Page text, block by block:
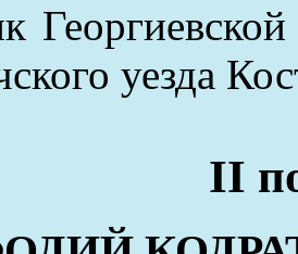
уезда
II